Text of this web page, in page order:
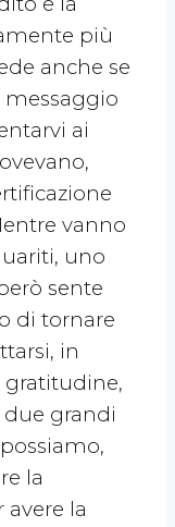
più
anche se
ai
vanno
uno
sente
di tornare
in
grandi
la
la